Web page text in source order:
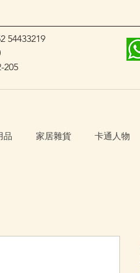
54433219
205
品 家居雜貨 卡通人物